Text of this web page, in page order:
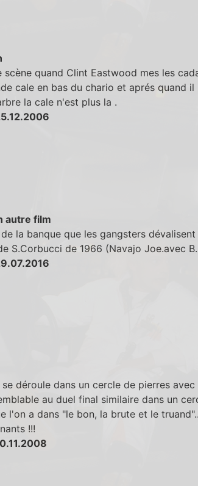
scène quand Clint Eastwood mes les
cale en bas du chario et aprés quand
la cale n'est plus la .
autre film
la banque que les gangsters
S.Corbucci de 1966 (Navajo Joe.avec
déroule dans un cercle de pierres
au duel final similaire dans un
l'on a dans "le bon, la brute et le
!!!